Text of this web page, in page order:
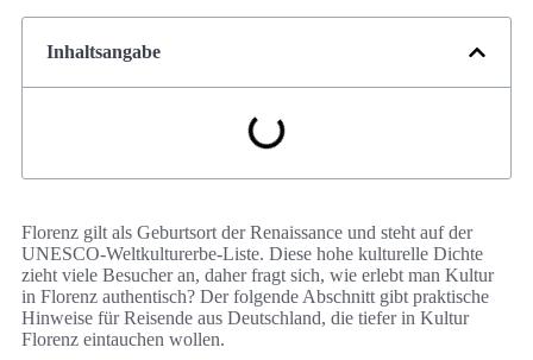
Inhaltsangabe
Florenz gilt als Geburtsort der Renaissance und steht auf der
UNESCO-Weltkulturerbe-Liste. Diese hohe kulturelle Dichte
zieht viele Besucher an, daher fragt sich, wie erlebt man Kultur
in Florenz authentisch? Der folgende Abschnitt gibt praktische
Hinweise für Reisende aus Deutschland, die tiefer in Kultur
Florenz eintauchen wollen.